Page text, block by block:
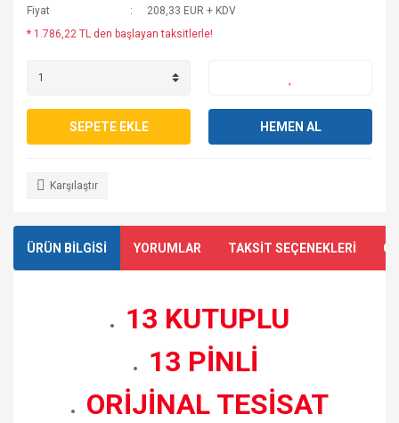
Fiyat
208,33 EUR + KDV
* 1.786,22 TL den başlayan taksitlerle!
SEPETE EKLE HEMEN AL
Karşılaştır
ÜRÜN BİLGİSİ YORUMLAR TAKSİT SEÇENEKLERİ
13 KUTUPLU
13 PİNLİ
ORİJİNAL TESİSAT